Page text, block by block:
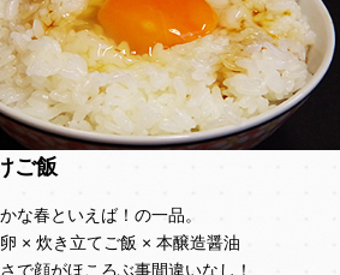
ご飯
な春といえば！の一品。
× 炊き立てご飯 × 本醸造醤油
で顔がほころぶ事間違いなし！